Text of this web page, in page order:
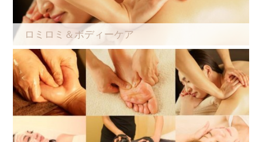
ロミロミ＆ボディーケア